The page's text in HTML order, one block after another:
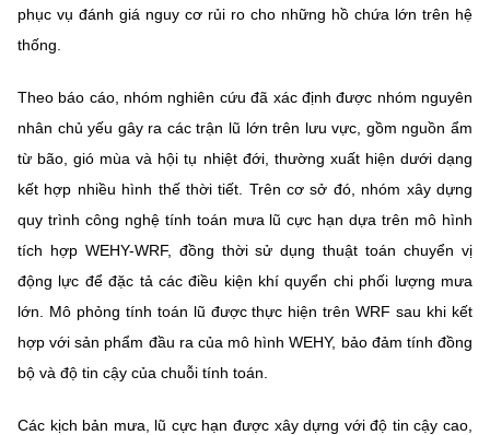
Liên hệ
Địa chỉ: Ban Biên tập Cổng TTĐT - 18 Nguyễn Du, TP. Hà Nội
©2026 Bản quyền thuộc Bộ Khoa Học và Công Nghệ
(Ghi rõ nguồn "https://mst.gov.vn" khi phát hành lại thông tin từ
website này)
phục vụ đánh giá nguy cơ rủi ro cho những hồ chứa lớn trên hệ
thống.
Theo báo cáo, nhóm nghiên cứu đã xác định được nhóm nguyên
nhân chủ yếu gây ra các trận lũ lớn trên lưu vực, gồm nguồn ẩm
từ bão, gió mùa và hội tụ nhiệt đới, thường xuất hiện dưới dạng
kết hợp nhiều hình thế thời tiết. Trên cơ sở đó, nhóm xây dựng
quy trình công nghệ tính toán mưa lũ cực hạn dựa trên mô hình
tích hợp WEHY-WRF, đồng thời sử dụng thuật toán chuyển vị
động lực để đặc tả các điều kiện khí quyển chi phối lượng mưa
lớn. Mô phỏng tính toán lũ được thực hiện trên WRF sau khi kết
hợp với sản phẩm đầu ra của mô hình WEHY, bảo đảm tính đồng
bộ và độ tin cậy của chuỗi tính toán.
Các kịch bản mưa, lũ cực hạn được xây dựng với độ tin cậy cao,